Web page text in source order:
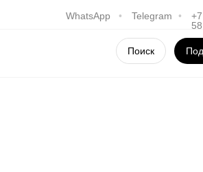
WhatsApp • Telegram •
58
Поиск